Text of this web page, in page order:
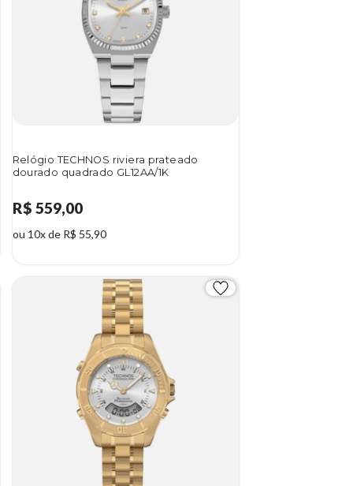
Relógio TECHNOS riviera prateado
dourado quadrado GL12AA/1K
R$ 559,00
ou 10x de R$ 55,90